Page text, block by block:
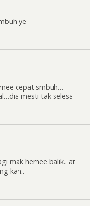
ye
cepat smbuh…
mesti tak selesa
mak hernee balik.. at
kan..